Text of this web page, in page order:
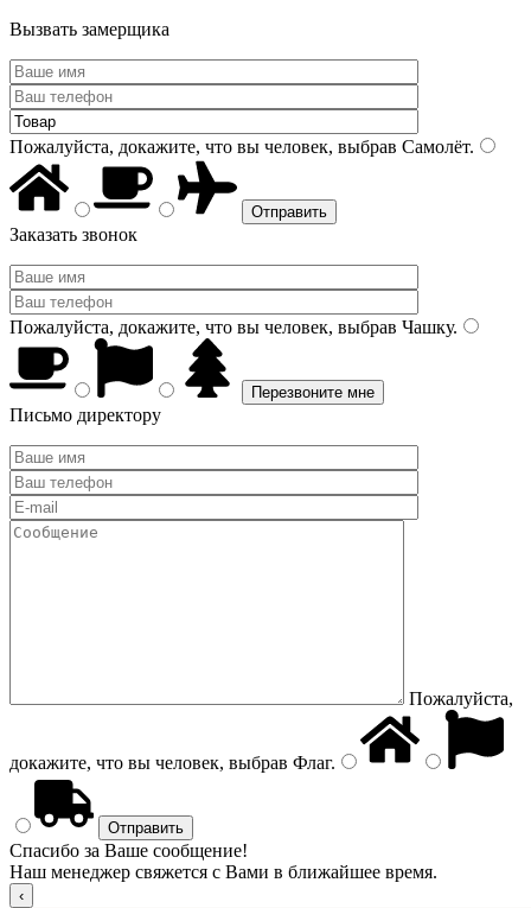
Вызвать замерщика
Пожалуйста, докажите, что вы человек, выбрав Самолёт.
Заказать звонок
Пожалуйста, докажите, что вы человек, выбрав Чашку.
Письмо директору
Пожалуйста,
докажите, что вы человек, выбрав Флаг.
Спасибо за Ваше сообщение!
Наш менеджер свяжется с Вами в ближайшее время.